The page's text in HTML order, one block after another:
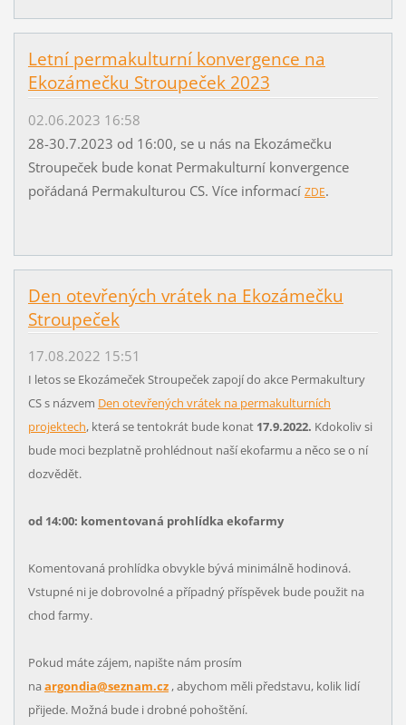
Letní permakulturní konvergence na
Ekozámečku Stroupeček 2023
02.06.2023 16:58
28-30.7.2023 od 16:00, se u nás na Ekozámečku
Stroupeček bude konat Permakulturní konvergence
pořádaná Permakulturou CS. Více informací ZDE.
Den otevřených vrátek na Ekozámečku
Stroupeček
17.08.2022 15:51
I letos se Ekozámeček Stroupeček zapojí do akce Permakultury
CS s názvem Den otevřených vrátek na permakulturních
projektech, která se tentokrát bude konat 17.9.2022. Kdokoliv si
bude moci bezplatně prohlédnout naší ekofarmu a něco se o ní
dozvědět.
od 14:00: komentovaná prohlídka ekofarmy
Komentovaná prohlídka obvykle bývá minimálně hodinová.
Vstupné ni je dobrovolné a případný příspěvek bude použit na
chod farmy.
Pokud máte zájem, napište nám prosím
na argondia@seznam.cz, abychom měli představu, kolik lidí
přijede. Možná bude i drobné pohoštění.